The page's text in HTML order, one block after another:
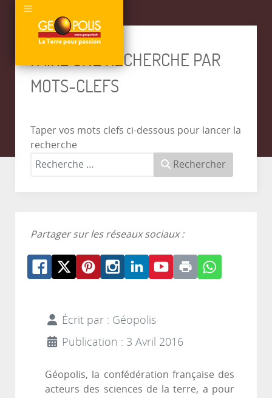
FAIRE UNE RECHERCHE PAR
MOTS-CLEFS
Taper vos mots clefs ci-dessous pour lancer la
recherche
Rechercher
Partager sur les réseaux sociaux :
Écrit par : Géopolis
Publication : 3 Avril 2016
Géopolis, la confédération française des
acteurs des sciences de la terre, a pour